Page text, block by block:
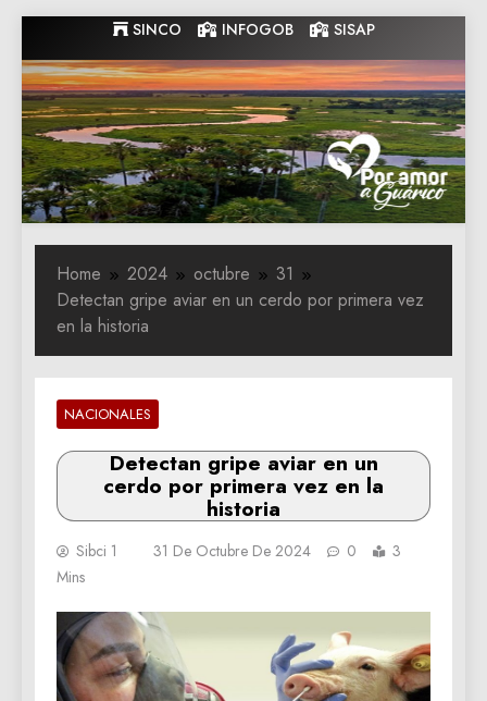
to
content
SINCO INFOGOB SISAP
Gobernacion
de Guarico
Gobernacion de Guarico
Home 2024 octubre
31
Detectan gripe aviar en un cerdo por primera vez
en la historia
NACIONALES
Detectan gripe aviar en un
cerdo por primera vez en la
historia
Sibci 1 31 De Octubre De 2024 0
3
Mins